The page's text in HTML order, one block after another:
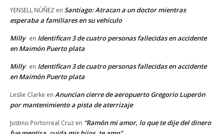
YENSELL NÚÑEZ en Santiago: Atracan a un doctor mientras
esperaba a familiares en su vehículo
Milly en Identifican 3 de cuatro personas fallecidas en accidente
en Maimón Puerto plata
Milly en Identifican 3 de cuatro personas fallecidas en accidente
en Maimón Puerto plata
Leslie Clarke en Anuncian cierre de aeropuerto Gregorio Luperón
por mantenimiento a pista de aterrizaje
Justino Portorreal Cruz en “Ramón mi amor, lo que te dije del dinero